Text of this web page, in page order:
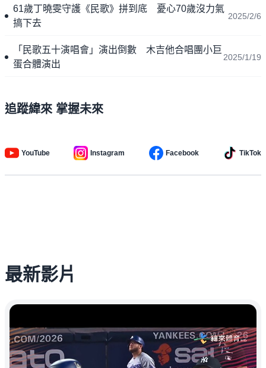
61歲丁曉雯守護《民歌》拼到底 憂心70歲沒力氣
搞下去
2025/2/6
「民歌五十演唱會」演出倒數 木吉他合唱團小巨
蛋合體演出
2025/1/19
追蹤緯來 掌握未來
YouTube Instagram Facebook TikTok
最新影片